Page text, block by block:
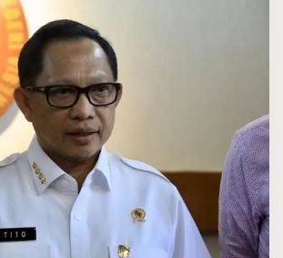
Wabup
jadi
Plt
Bupati